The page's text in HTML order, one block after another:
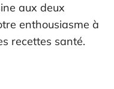
aux deux
enthousiasme à
recettes santé.